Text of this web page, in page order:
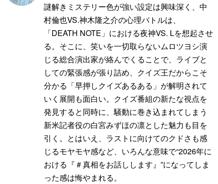
謎解きミステリー色が強い設定は興味深く、中
村倫也VS.神木隆之介の心理バトルは、
「DEATH NOTE」における夜神VS. Lを想起させ
る。そこに、笑いを一切取らないムロツヨシ演
じる総合演出家が絡んでくることで、ライブと
しての緊張感が張り詰め、クイズ王だからこそ
分かる「早押しクイズあるある」が解明されて
いく展開も面白い。クイズ番組の新たな視点を
発見すると同時に、騒動に巻き込まれてしまう
新米記者役の白宮みずほの凛とした魅力も目を
引く。とはいえ、ラストに向けてのクドさも感
じるモヤモヤ感など、いろんな意味で“2026年に
おける『＃真相をお話しします』”になってしま
った感は悔やまれる。